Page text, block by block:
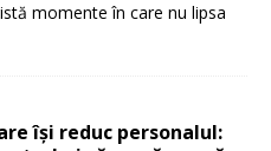
momente în care nu lipsa
își reduc personalul: